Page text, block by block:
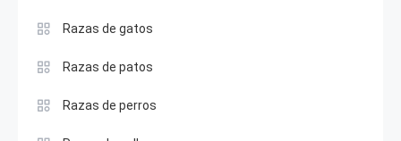
Razas de gatos
Razas de patos
Razas de perros